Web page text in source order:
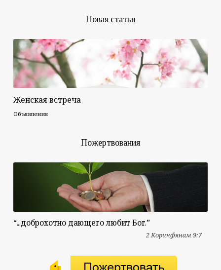
Новая статья
Женская встреча
Объявления
Пожертвования
“...доброхотно дающего любит Бог.”
2 Коринфянам 9:7